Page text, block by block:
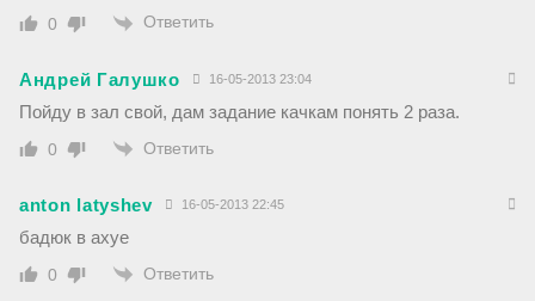
0 Ответить
Андрей Галушко 16-05-2013 23:04
Пойду в зал свой, дам задание качкам понять 2 раза.
0 Ответить
anton latyshev 16-05-2013 22:45
бадюк в ахуе
0 Ответить